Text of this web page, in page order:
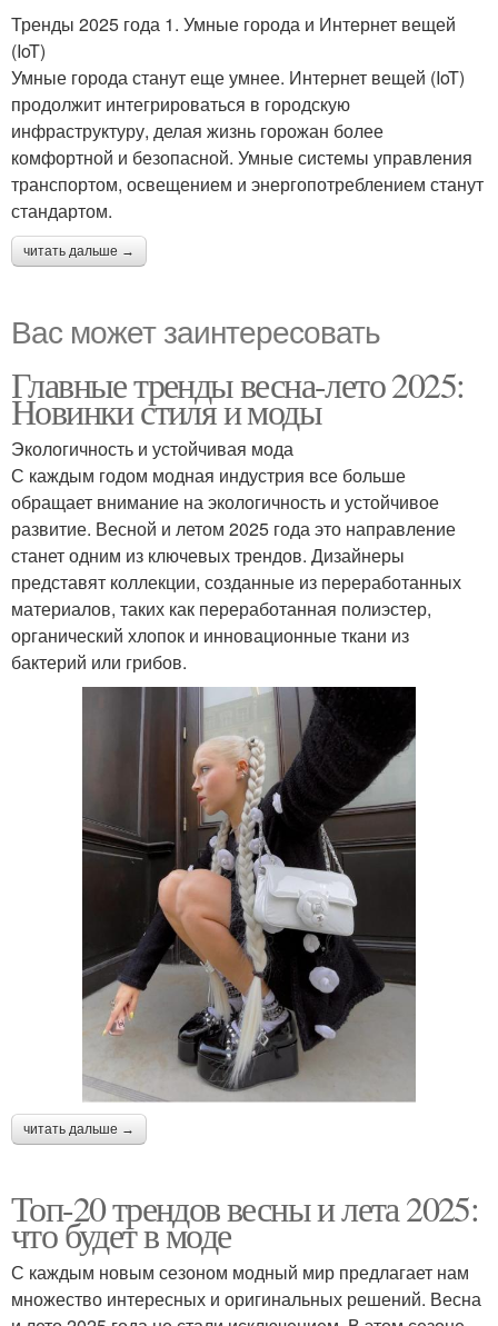
Тренды 2025 года 1. Умные города и Интернет вещей
(IoT)
Умные города станут еще умнее. Интернет вещей (IoT)
продолжит интегрироваться в городскую
инфраструктуру, делая жизнь горожан более
комфортной и безопасной. Умные системы управления
транспортом, освещением и энергопотреблением станут
стандартом.
читать дальше →
Вас может заинтересовать
Главные тренды весна-лето 2025:
Новинки стиля и моды
Экологичность и устойчивая мода
С каждым годом модная индустрия все больше
обращает внимание на экологичность и устойчивое
развитие. Весной и летом 2025 года это направление
станет одним из ключевых трендов. Дизайнеры
представят коллекции, созданные из переработанных
материалов, таких как переработанная полиэстер,
органический хлопок и инновационные ткани из
бактерий или грибов.
читать дальше →
Топ-20 трендов весны и лета 2025:
что будет в моде
С каждым новым сезоном модный мир предлагает нам
множество интересных и оригинальных решений. Весна